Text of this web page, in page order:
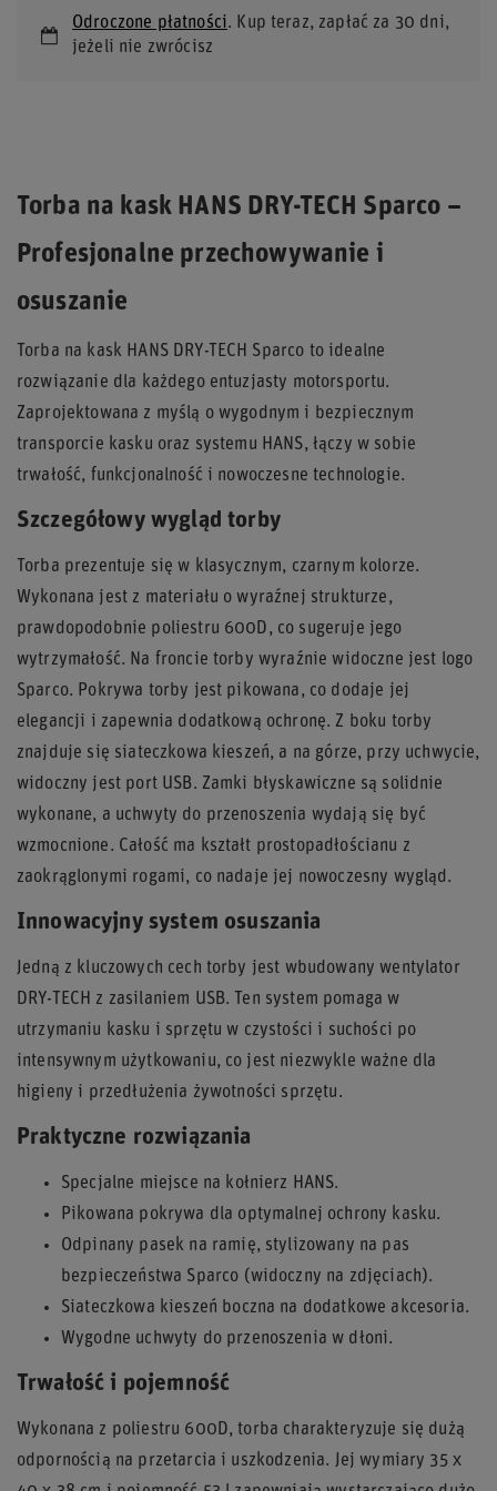
Odroczone płatności. Kup teraz, zapłać za 30 dni,
jeżeli nie zwrócisz
Torba na kask HANS DRY-TECH Sparco –
Profesjonalne przechowywanie i
osuszanie
Torba na kask HANS DRY-TECH Sparco to idealne
rozwiązanie dla każdego entuzjasty motorsportu.
Zaprojektowana z myślą o wygodnym i bezpiecznym
transporcie kasku oraz systemu HANS, łączy w sobie
trwałość, funkcjonalność i nowoczesne technologie.
Szczegółowy wygląd torby
Torba prezentuje się w klasycznym, czarnym kolorze.
Wykonana jest z materiału o wyraźnej strukturze,
prawdopodobnie poliestru 600D, co sugeruje jego
wytrzymałość. Na froncie torby wyraźnie widoczne jest logo
Sparco. Pokrywa torby jest pikowana, co dodaje jej
elegancji i zapewnia dodatkową ochronę. Z boku torby
znajduje się siateczkowa kieszeń, a na górze, przy uchwycie,
widoczny jest port USB. Zamki błyskawiczne są solidnie
wykonane, a uchwyty do przenoszenia wydają się być
wzmocnione. Całość ma kształt prostopadłościanu z
zaokrąglonymi rogami, co nadaje jej nowoczesny wygląd.
Innowacyjny system osuszania
Jedną z kluczowych cech torby jest wbudowany wentylator
DRY-TECH z zasilaniem USB. Ten system pomaga w
utrzymaniu kasku i sprzętu w czystości i suchości po
intensywnym użytkowaniu, co jest niezwykle ważne dla
higieny i przedłużenia żywotności sprzętu.
Praktyczne rozwiązania
Specjalne miejsce na kołnierz HANS.
Pikowana pokrywa dla optymalnej ochrony kasku.
Odpinany pasek na ramię, stylizowany na pas
bezpieczeństwa Sparco (widoczny na zdjęciach).
Siateczkowa kieszeń boczna na dodatkowe akcesoria.
Wygodne uchwyty do przenoszenia w dłoni.
Trwałość i pojemność
Wykonana z poliestru 600D, torba charakteryzuje się dużą
odpornością na przetarcia i uszkodzenia. Jej wymiary 35 x